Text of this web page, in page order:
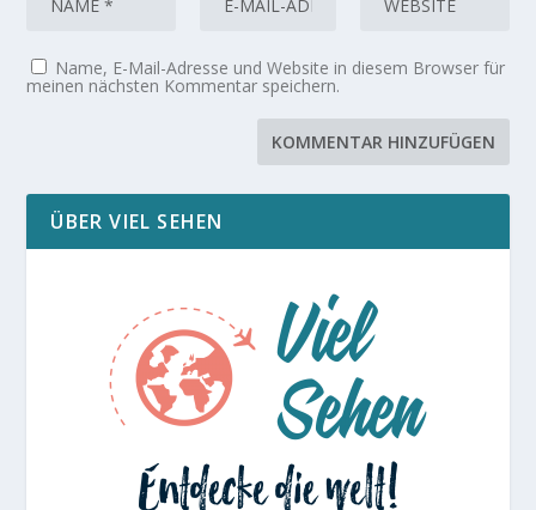
Name, E-Mail-Adresse und Website in diesem Browser für
meinen nächsten Kommentar speichern.
ÜBER VIEL SEHEN